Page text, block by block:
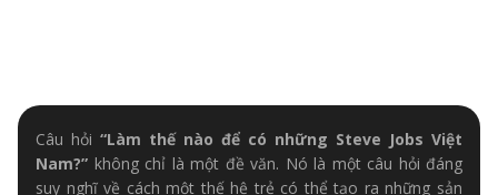
Câu hỏi “Làm thế nào để có những Steve Jobs Việt
Nam?” không chỉ là một đề văn. Nó là một câu hỏi đáng
suy nghĩ về cách một thế hệ trẻ có thể tạo ra những sản